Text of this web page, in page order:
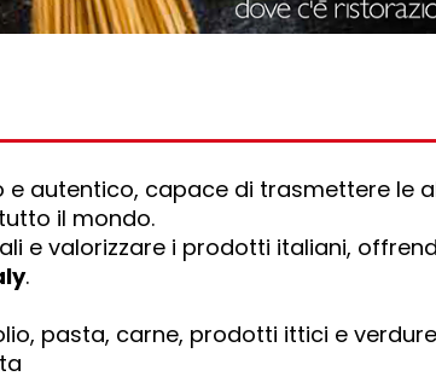
autentico, capace di trasmettere le
il mondo.
e valorizzare i prodotti italiani,
.
pasta, carne, prodotti ittici e verdure